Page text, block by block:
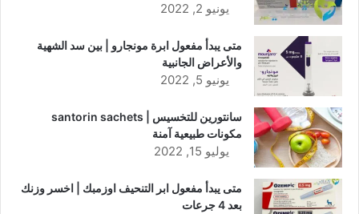
يونيو 2, 2022
متى يبدأ مفعول ابرة مونجارو | بين سد الشهية
والأعراض الجانبية
يونيو 5, 2022
سانتورين للتخسيس | santorin sachets
مكونات طبيعية آمنة
يوليو 15, 2022
متى يبدأ مفعول ابر التنحيف اوزمبك | اخسر وزنك
بعد 4 جرعات